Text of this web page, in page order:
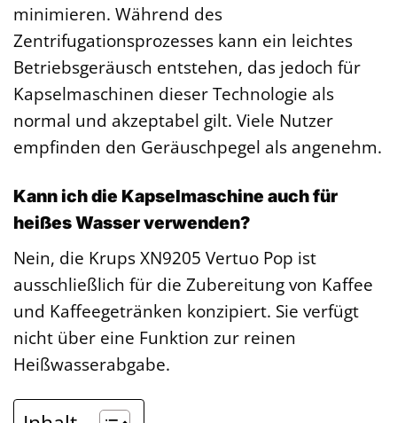
minimieren. Während des
Zentrifugationsprozesses kann ein leichtes
Betriebsgeräusch entstehen, das jedoch für
Kapselmaschinen dieser Technologie als
normal und akzeptabel gilt. Viele Nutzer
empfinden den Geräuschpegel als angenehm.
Kann ich die Kapselmaschine auch für
heißes Wasser verwenden?
Nein, die Krups XN9205 Vertuo Pop ist
ausschließlich für die Zubereitung von Kaffee
und Kaffeegetränken konzipiert. Sie verfügt
nicht über eine Funktion zur reinen
Heißwasserabgabe.